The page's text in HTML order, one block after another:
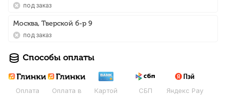
Под заказ
Москва, Тверской б-р 9
Под заказ
Способы оплаты
Оплата
Оплата в
Картой СБП Яндекс Pay